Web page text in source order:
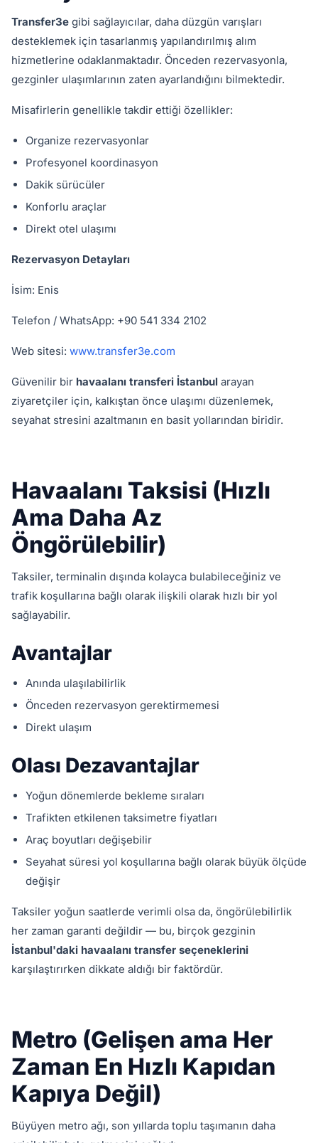
Transfer3e gibi sağlayıcılar, daha düzgün varışları
desteklemek için tasarlanmış yapılandırılmış alım
hizmetlerine odaklanmaktadır. Önceden rezervasyonla,
gezginler ulaşımlarının zaten ayarlandığını bilmektedir.
Misafirlerin genellikle takdir ettiği özellikler:
Organize rezervasyonlar
Profesyonel koordinasyon
Dakik sürücüler
Konforlu araçlar
Direkt otel ulaşımı
Rezervasyon Detayları
İsim: Enis
Telefon / WhatsApp: +90 541 334 2102
Web sitesi: www.transfer3e.com
Güvenilir bir havaalanı transferi İstanbul arayan
ziyaretçiler için, kalkıştan önce ulaşımı düzenlemek,
seyahat stresini azaltmanın en basit yollarından biridir.
Havaalanı Taksisi (Hızlı
Ama Daha Az
Öngörülebilir)
Taksiler, terminalin dışında kolayca bulabileceğiniz ve
trafik koşullarına bağlı olarak ilişkili olarak hızlı bir yol
sağlayabilir.
Avantajlar
Anında ulaşılabilirlik
Önceden rezervasyon gerektirmemesi
Direkt ulaşım
Olası Dezavantajlar
Yoğun dönemlerde bekleme sıraları
Trafikten etkilenen taksimetre fiyatları
Araç boyutları değişebilir
Seyahat süresi yol koşullarına bağlı olarak büyük ölçüde
değişir
Taksiler yoğun saatlerde verimli olsa da, öngörülebilirlik
her zaman garanti değildir — bu, birçok gezginin
İstanbul'daki havaalanı transfer seçeneklerini
karşılaştırırken dikkate aldığı bir faktördür.
Metro (Gelişen ama Her
Zaman En Hızlı Kapıdan
Kapıya Değil)
Büyüyen metro ağı, son yıllarda toplu taşımanın daha